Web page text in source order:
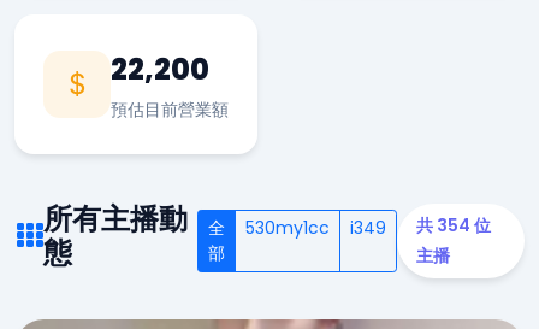
22,200
預估目前營業額
所有主播動
態
全
部
530my1cc i349
共 354 位
主播